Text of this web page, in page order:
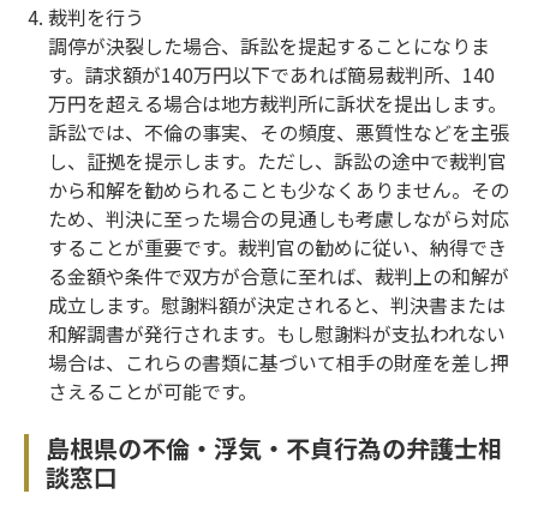
裁判を行う
調停が決裂した場合、訴訟を提起することになりま
す。請求額が140万円以下であれば簡易裁判所、140
万円を超える場合は地方裁判所に訴状を提出します。
訴訟では、不倫の事実、その頻度、悪質性などを主張
し、証拠を提示します。ただし、訴訟の途中で裁判官
から和解を勧められることも少なくありません。その
ため、判決に至った場合の見通しも考慮しながら対応
することが重要です。裁判官の勧めに従い、納得でき
る金額や条件で双方が合意に至れば、裁判上の和解が
成立します。慰謝料額が決定されると、判決書または
和解調書が発行されます。もし慰謝料が支払われない
場合は、これらの書類に基づいて相手の財産を差し押
さえることが可能です。
島根県の不倫・浮気・不貞行為の弁護士相
談窓口